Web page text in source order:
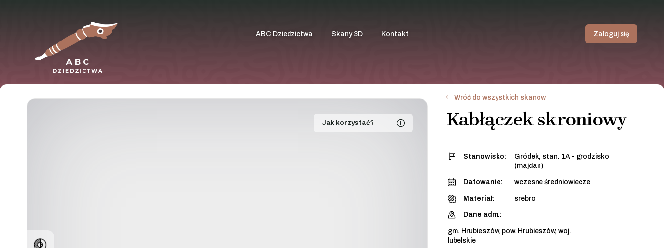
ABC Dziedzictwa Skany 3D Kontakt Zaloguj się
Jak korzystać?
Wróć do wszystkich skanów
Kabłączek skroniowy
Stanowisko:
Gródek, stan. 1A - grodzisko
(majdan)
Datowanie: wczesne średniowiecze
Materiał: srebro
Dane adm.:
gm. Hrubieszów, pow. Hrubieszów, woj.
lubelskie